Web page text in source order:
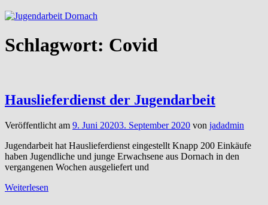
Schlagwort: Covid
Hauslieferdienst der Jugendarbeit
Veröffentlicht am 9. Juni 20203. September 2020 von jadadmin
Jugendarbeit hat Hauslieferdienst eingestellt Knapp 200 Einkäufe
haben Jugendliche und junge Erwachsene aus Dornach in den
vergangenen Wochen ausgeliefert und
Weiterlesen